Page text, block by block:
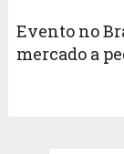
Evento no
mercado a